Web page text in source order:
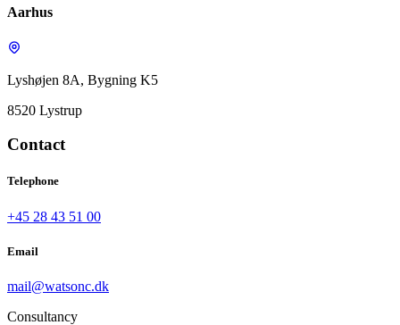
Aarhus
Lyshøjen 8A, Bygning K5
8520 Lystrup
Contact
Telephone
+45 28 43 51 00
Email
mail@watsonc.dk
Consultancy